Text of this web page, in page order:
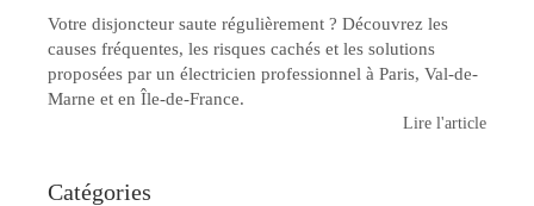
Votre disjoncteur saute régulièrement ? Découvrez les
causes fréquentes, les risques cachés et les solutions
proposées par un électricien professionnel à Paris, Val-de-
Marne et en Île-de-France.
Lire l'article
Catégories